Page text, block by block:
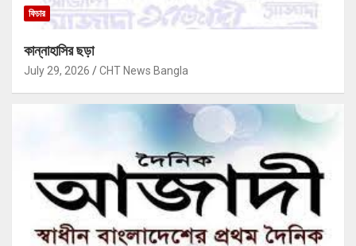
ফিচার
কান্নাহাসির ছড়া
July 29, 2026 CHT News Bangla